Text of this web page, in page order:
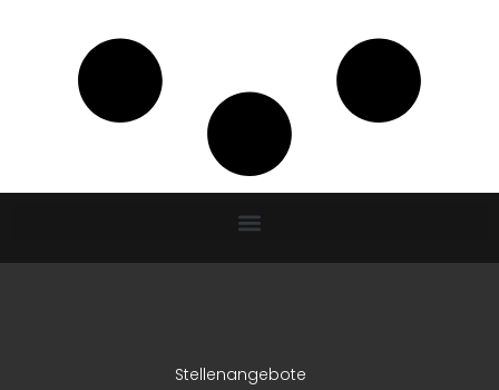
Stellenangebote